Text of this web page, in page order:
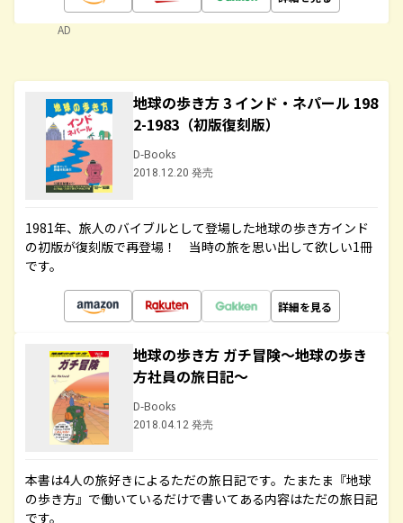
AD
地球の歩き方 3 インド・ネパール 198
2-1983（初版復刻版）
D-Books
2018.12.20 発売
1981年、旅人のバイブルとして登場した地球の歩き方インド
の初版が復刻版で再登場！ 当時の旅を思い出して欲しい1冊
です。
詳細を見る
地球の歩き方 ガチ冒険～地球の歩き
方社員の旅日記～
D-Books
2018.04.12 発売
本書は4人の旅好きによるただの旅日記です。たまたま『地球
の歩き方』で働いているだけで書いてある内容はただの旅日記
です。